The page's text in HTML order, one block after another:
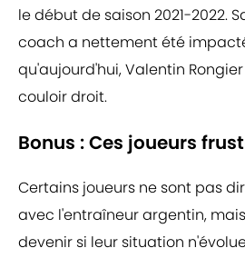
le début de saison 2021-2022.
coach a nettement été
qu'aujourd'hui, Valentin
couloir droit.
Bonus : Ces joueurs
Certains joueurs ne sont pas
avec l'entraîneur argentin,
devenir si leur situation